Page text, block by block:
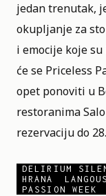
jedan trenutak,
okupljanje za
i emocije koje
će se Priceless
opet ponoviti u
restoranima
rezervaciju do
DELIRIUM
HRANA
PASSION WEEK